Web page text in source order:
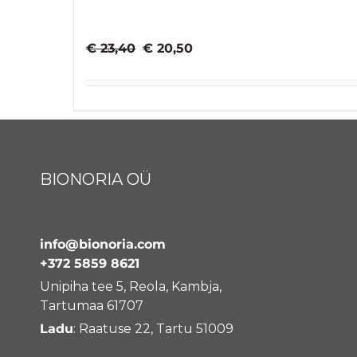
€23,40 Algne
€ 20,50Praegune
BIONORIA OÜ
info@bionoria.com
+372 5859 8621
Unipiha tee 5, Reola, Kambja,
Tartumaa 61707
Ladu: Raatuse 22, Tartu 51009